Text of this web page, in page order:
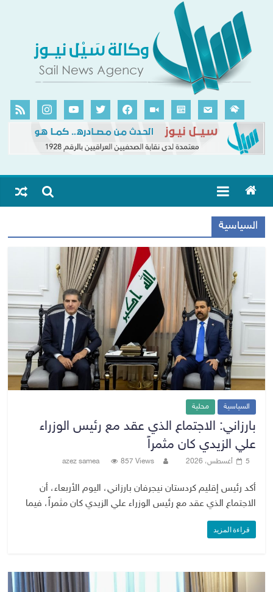
السياسية
السياسية محلية
بارزاني: الاجتماع الذي عقد مع رئيس الوزراء
علي الزيدي كان مثمراً
5 أغسطس، 2026 azez samea 857 Views
أكد رئيس إقليم كردستان نيجرفان بارزاني، اليوم الأربعاء، أن
الاجتماع الذي عقد مع رئيس الوزراء علي الزيدي كان مثمراً، فيما
قراءة المزيد